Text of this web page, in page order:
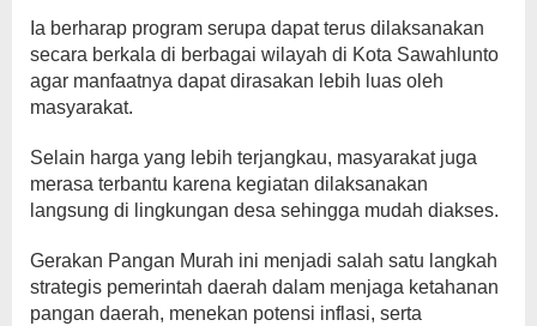
Ia berharap program serupa dapat terus dilaksanakan
secara berkala di berbagai wilayah di Kota Sawahlunto
agar manfaatnya dapat dirasakan lebih luas oleh
masyarakat.
Selain harga yang lebih terjangkau, masyarakat juga
merasa terbantu karena kegiatan dilaksanakan
langsung di lingkungan desa sehingga mudah diakses.
Gerakan Pangan Murah ini menjadi salah satu langkah
strategis pemerintah daerah dalam menjaga ketahanan
pangan daerah, menekan potensi inflasi, serta